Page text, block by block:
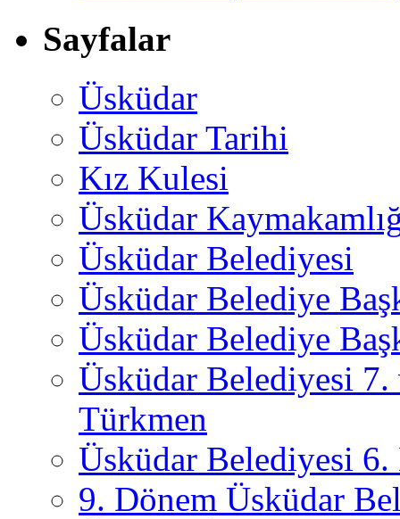
Sayfalar
Üsküdar
Üsküdar Tarihi
Kız Kulesi
Üsküdar
Üsküdar Belediyesi
Üsküdar Belediye
Üsküdar Belediye
Üsküdar Belediyesi
Türkmen
Üsküdar Belediyesi 6.
9. Dönem Üsküdar